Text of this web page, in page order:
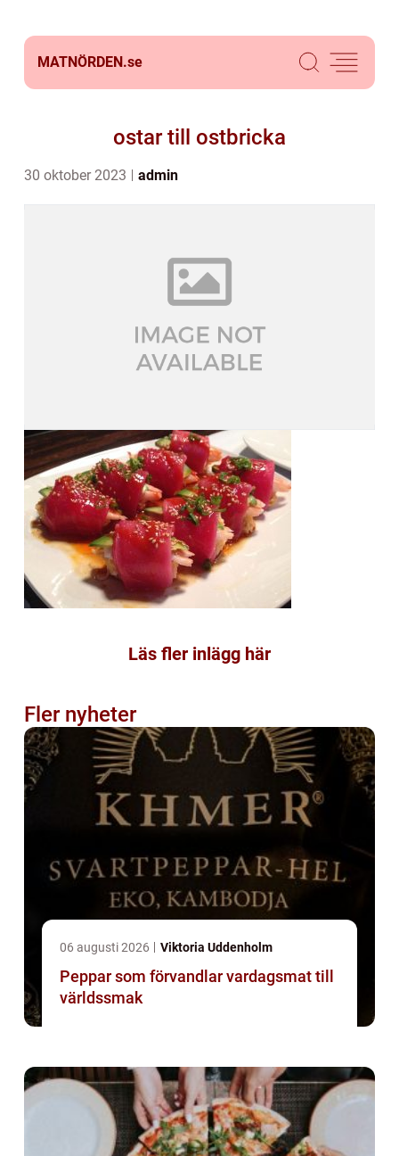
MATNÖRDEN.se
ostar till ostbricka
30 oktober 2023 admin
Läs fler inlägg här
Fler nyheter
06 augusti 2026 Viktoria Uddenholm
Peppar som förvandlar vardagsmat till
världssmak